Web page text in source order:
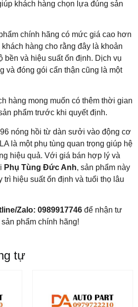
khách hàng chọn lựa đúng sản
chính hãng có mức giá cao hơn
hàng cho rằng đây là khoản
bền và hiệu suất ổn định. Dịch vụ
và đóng gói cẩn thận cũng là một
hàng mong muốn có thêm thời gian
phẩm trước khi quyết định.
nóng hồi từ dàn sưởi vào động cơ
là một phụ tùng quan trọng giúp hệ
hiệu quả. Với giá bán hợp lý và
Phụ Tùng Đức Anh, sản phẩm này
trì hiệu suất ổn định và tuổi thọ lâu
Zalo: 0989917746 để nhận tư
phẩm chính hãng!
tự